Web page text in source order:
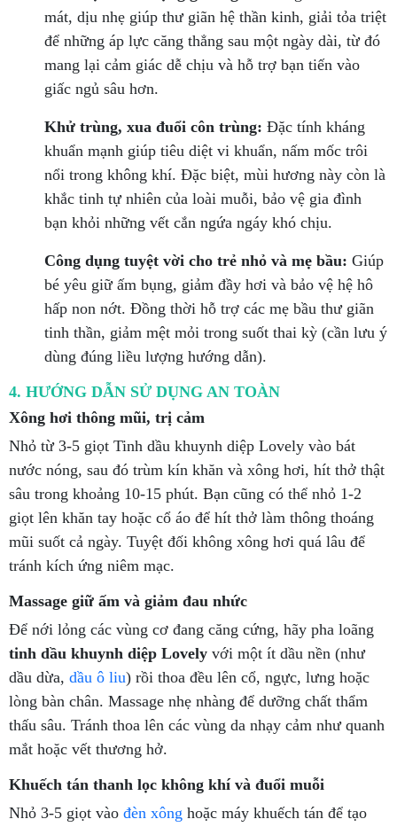
mát, dịu nhẹ giúp thư giãn hệ thần kinh, giải tỏa triệt
để những áp lực căng thẳng sau một ngày dài, từ đó
mang lại cảm giác dễ chịu và hỗ trợ bạn tiến vào
giấc ngủ sâu hơn.
Khử trùng, xua đuổi côn trùng: Đặc tính kháng
khuẩn mạnh giúp tiêu diệt vi khuẩn, nấm mốc trôi
nổi trong không khí. Đặc biệt, mùi hương này còn là
khắc tinh tự nhiên của loài muỗi, bảo vệ gia đình
bạn khỏi những vết cắn ngứa ngáy khó chịu.
Công dụng tuyệt vời cho trẻ nhỏ và mẹ bầu: Giúp
bé yêu giữ ấm bụng, giảm đầy hơi và bảo vệ hệ hô
hấp non nớt. Đồng thời hỗ trợ các mẹ bầu thư giãn
tinh thần, giảm mệt mỏi trong suốt thai kỳ (cần lưu ý
dùng đúng liều lượng hướng dẫn).
4. HƯỚNG DẪN SỬ DỤNG AN TOÀN
Xông hơi thông mũi, trị cảm
Nhỏ từ 3-5 giọt Tinh dầu khuynh diệp Lovely vào bát
nước nóng, sau đó trùm kín khăn và xông hơi, hít thở thật
sâu trong khoảng 10-15 phút. Bạn cũng có thể nhỏ 1-2
giọt lên khăn tay hoặc cổ áo để hít thở làm thông thoáng
mũi suốt cả ngày. Tuyệt đối không xông hơi quá lâu để
tránh kích ứng niêm mạc.
Massage giữ ấm và giảm đau nhức
Để nới lỏng các vùng cơ đang căng cứng, hãy pha loãng
tinh dầu khuynh diệp Lovely với một ít dầu nền (như
dầu dừa, dầu ô liu) rồi thoa đều lên cổ, ngực, lưng hoặc
lòng bàn chân. Massage nhẹ nhàng để dưỡng chất thẩm
thấu sâu. Tránh thoa lên các vùng da nhạy cảm như quanh
mắt hoặc vết thương hở.
Khuếch tán thanh lọc không khí và đuổi muỗi
Nhỏ 3-5 giọt vào đèn xông hoặc máy khuếch tán để tạo